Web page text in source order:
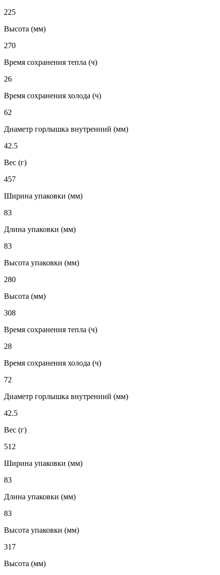
225
Высота (мм)
270
Время сохранения тепла (ч)
26
Время сохранения холода (ч)
62
Диаметр горлышка внутренний (мм)
42.5
Вес (г)
457
Ширина упаковки (мм)
83
Длина упаковки (мм)
83
Высота упаковки (мм)
280
Высота (мм)
308
Время сохранения тепла (ч)
28
Время сохранения холода (ч)
72
Диаметр горлышка внутренний (мм)
42.5
Вес (г)
512
Ширина упаковки (мм)
83
Длина упаковки (мм)
83
Высота упаковки (мм)
317
Высота (мм)